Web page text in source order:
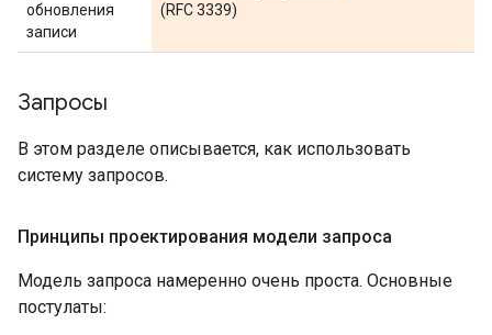
обновления
записи
(RFC 3339)
Запросы
В этом разделе описывается, как использовать
систему запросов.
Принципы проектирования модели запроса
Модель запроса намеренно очень проста. Основные
постулаты: